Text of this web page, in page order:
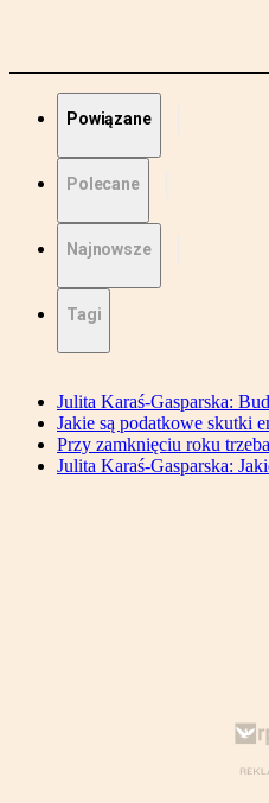
Powiązane
Polecane
Najnowsze
Tagi
Julita Karaś-Gasparska:
Jakie są podatkowe skutki
Przy zamknięciu roku
Julita Karaś-Gasparska: